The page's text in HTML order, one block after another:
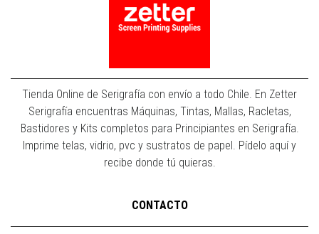
Tienda Online de Serigrafía con envío a todo Chile. En Zetter
Serigrafía encuentras Máquinas, Tintas, Mallas, Racletas,
Bastidores y Kits completos para Principiantes en Serigrafía.
Imprime telas, vidrio, pvc y sustratos de papel. Pídelo aquí y
recibe donde tú quieras.
CONTACTO